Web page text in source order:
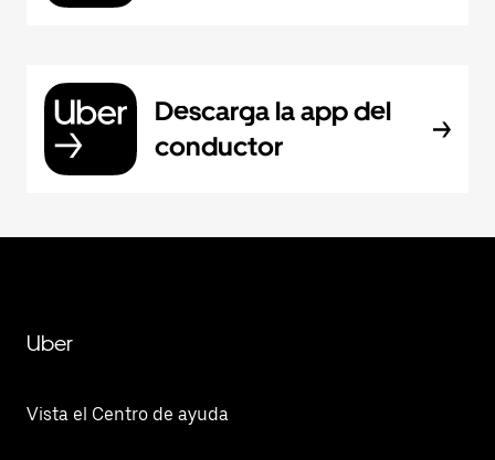
Descarga la app del
conductor
Uber
Vista el Centro de ayuda